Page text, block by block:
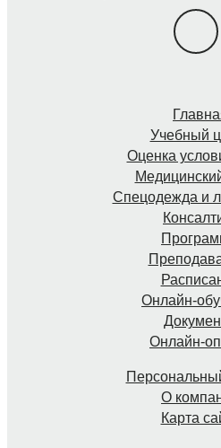
Учебный
Оценка
Спецодежда и
Онлайн-
Онлайн-
О
Карта